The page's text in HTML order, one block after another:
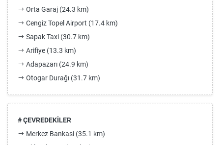
Orta Garaj (24.3 km)
Cengiz Topel Airport (17.4 km)
Sapak Taxi (30.7 km)
Arifiye (13.3 km)
Adapazarı (24.9 km)
Otogar Durağı (31.7 km)
# ÇEVREDEKİLER
Merkez Bankasi (35.1 km)